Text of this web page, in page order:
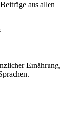
aus allen
Ernährung,